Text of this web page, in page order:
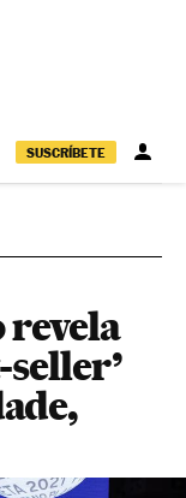
SUSCRÍBETE